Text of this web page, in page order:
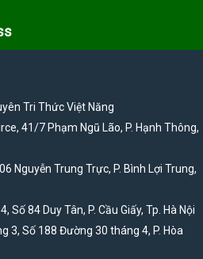
Tri Thức Việt Năng
41/7 Phạm Ngũ Lão, P. Hạnh Thông,
Nguyễn Trung Trực, P. Bình Lợi Trung,
Số 84 Duy Tân, P. Cầu Giấy, Tp. Hà Nội
3, Số 188 Đường 30 tháng 4, P. Hòa